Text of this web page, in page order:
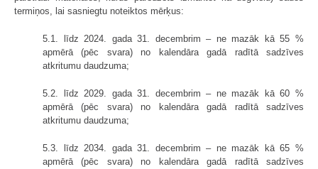
termiņos, lai sasniegtu noteiktos mērķus:
5.1. līdz 2024. gada 31. decembrim – ne mazāk kā 55 %
apmērā (pēc svara) no kalendāra gadā radītā sadzīves
atkritumu daudzuma;
5.2. līdz 2029. gada 31. decembrim – ne mazāk kā 60 %
apmērā (pēc svara) no kalendāra gadā radītā sadzīves
atkritumu daudzuma;
5.3. līdz 2034. gada 31. decembrim – ne mazāk kā 65 %
apmērā (pēc svara) no kalendāra gadā radītā sadzīves